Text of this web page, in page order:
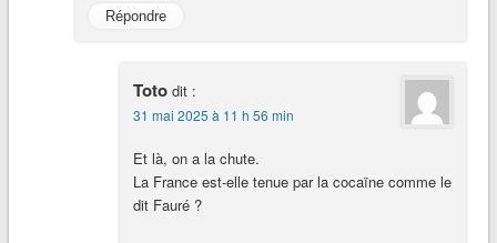
Répondre
Toto dit :
31 mai 2025 à 11 h 56 min
Et là, on a la chute.
La France est-elle tenue par la cocaïne comme le
dit Fauré ?